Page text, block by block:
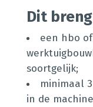
Dit
een hbo
soortgelijk;
minimaal
in de